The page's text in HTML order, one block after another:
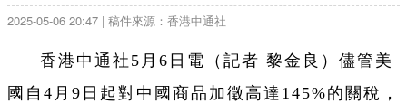
2025-05-06 20:47 | 稿件來源：香港中通社
香港中通社5月6日電（記者 黎金良）儘管美
國自4月9日起對中國商品加徵高達145%的關稅，